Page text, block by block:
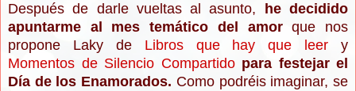
Después de darle vueltas al asunto,
he decidido
apuntarme al mes temático del amorque nos
propone Laky de Libros que hay que leer y
Momentos de Silencio Compartido para festejar el
Día de los Enamorados. Como podréis imaginar, se